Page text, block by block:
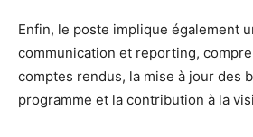
Enfin, le poste implique également
communication et reporting,
comptes rendus, la mise à jour des
programme et la contribution à la